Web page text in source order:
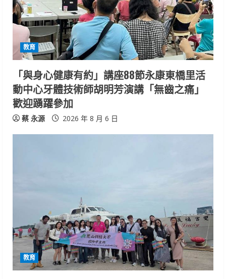
d
i
n
g
教育
「與身心健康有約」講座88節永康東橋里活
動中心牙體技術師胡明芳演講「無齒之痛」
歡迎踴躍參加
蔡 永源 2026 年 8 月 6 日
教育